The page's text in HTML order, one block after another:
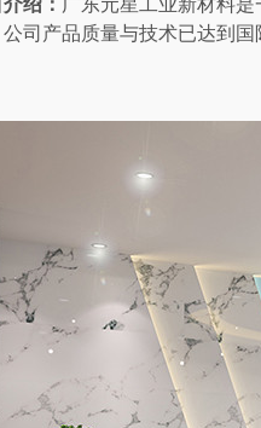
绍： 广东元星工业新材料
公司产品质量与技术已达到